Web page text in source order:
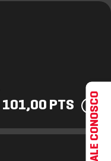
101,00 PTS FALE CONOSCO